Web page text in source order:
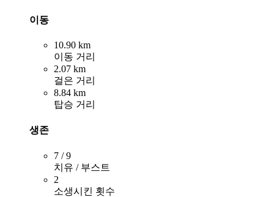
이동
10.90 km
이동 거리
2.07 km
걸은 거리
8.84 km
탑승 거리
생존
7 / 9
치유 / 부스트
2
소생시킨 횟수